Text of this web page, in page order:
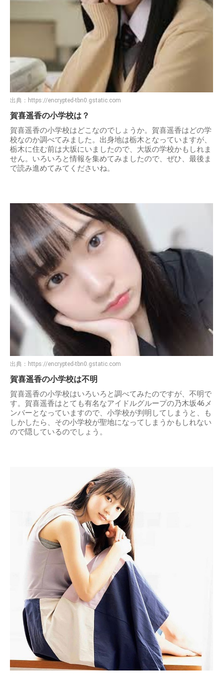
出典： https://encrypted-tbn0.gstatic.com
賀喜遥香の小学校は？
賀喜遥香の小学校はどこなのでしょうか。賀喜遥香はどの学
校なのか調べてみました。出身地は栃木となっていますが、
栃木に住む前は大坂にいましたので、大坂の学校かもしれま
せん。いろいろと情報を集めてみましたので、ぜひ、最後ま
で読み進めてみてくださいね。
出典： https://encrypted-tbn0.gstatic.com
賀喜遥香の小学校は不明
賀喜遥香の小学校はいろいろと調べてみたのですが、不明で
す。賀喜遥香はとても有名なアイドルグループの乃木坂46メ
ンバーとなっていますので、小学校が判明してしまうと、も
しかしたら、その小学校が聖地になってしまうかもしれない
ので隠しているのでしょう。